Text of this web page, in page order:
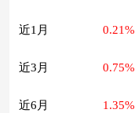
近1月 0.21%
近3月 0.75%
近6月 1.35%